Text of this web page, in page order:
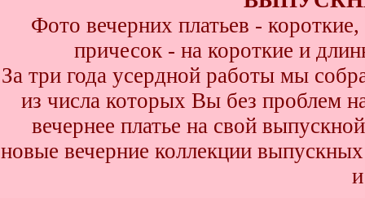
Фото вечерних платьев -
причесок - на короткие и
За три года усердной работы мы
из числа которых Вы без проблем
вечернее платье на свой
новые вечерние коллекции